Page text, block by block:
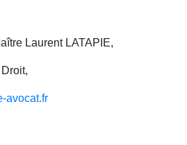
Laurent LATAPIE,
avocat.fr